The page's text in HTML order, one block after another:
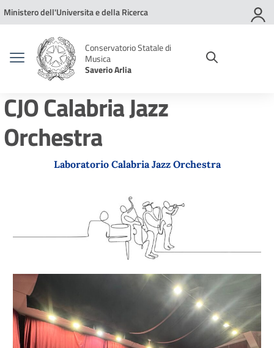
Vai ai contenuti
Vai al menu di navigazione
Vai al footer
Ministero dell'Universita e della Ricerca
Conservatorio Statale di
Musica
Saverio Arlia
CJO Calabria Jazz
Orchestra
Laboratorio Calabria Jazz Orchestra